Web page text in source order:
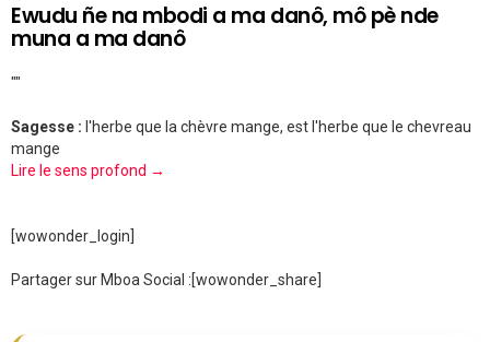
Ewudu ñe na mbodi a ma danô, mô pè nde
muna a ma danô
""
Sagesse : l'herbe que la chèvre mange, est l'herbe que le chevreau
mange
Lire le sens profond →
[wowonder_login]
Partager sur Mboa Social :[wowonder_share]